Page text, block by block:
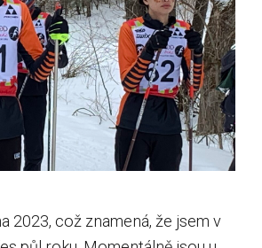
2023, což znamená, že jsem v